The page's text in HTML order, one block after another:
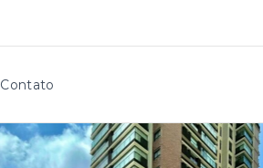
Contato